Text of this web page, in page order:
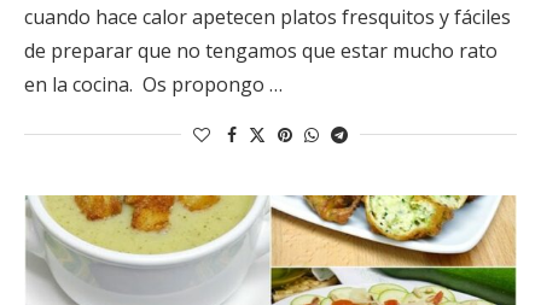
cuando hace calor apetecen platos fresquitos y fáciles
de preparar que no tengamos que estar mucho rato
en la cocina. Os propongo …